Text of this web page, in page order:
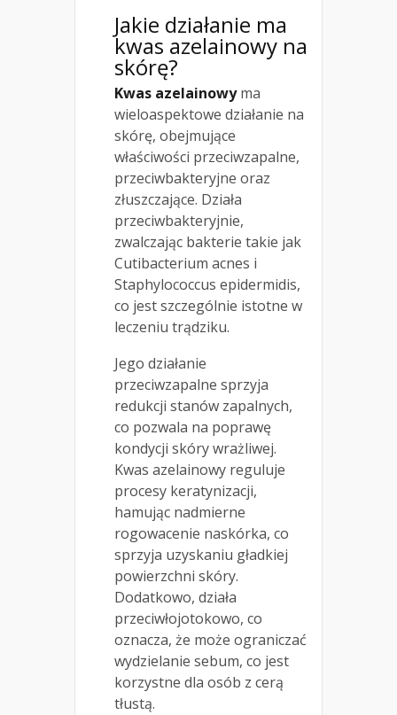
Jakie działanie ma
kwas azelainowy na
skórę?
Kwas azelainowyma
wieloaspektowe działanie na
skórę, obejmujące
właściwości przeciwzapalne,
przeciwbakteryjne oraz
złuszczające. Działa
przeciwbakteryjnie,
zwalczając bakterie takie jak
Cutibacterium acnes i
Staphylococcus epidermidis,
co jest szczególnie istotne w
leczeniu trądziku.
Jego działanie
przeciwzapalne sprzyja
redukcji stanów zapalnych,
co pozwala na poprawę
kondycji skóry wrażliwej.
Kwas azelainowy reguluje
procesy keratynizacji,
hamując nadmierne
rogowacenie naskórka, co
sprzyja uzyskaniu gładkiej
powierzchni skóry.
Dodatkowo, działa
przeciwłojotokowo, co
oznacza, że może ograniczać
wydzielanie sebum, co jest
korzystne dla osób z cerą
tłustą.